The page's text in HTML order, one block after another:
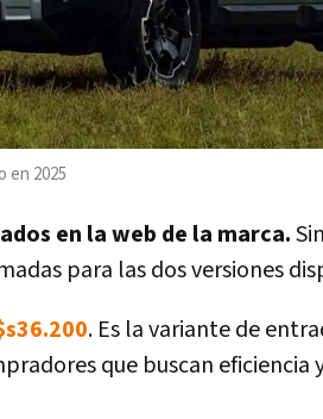
en 2025
en la web de la marca.
para las dos versiones
. Es la variante de
que buscan eficiencia